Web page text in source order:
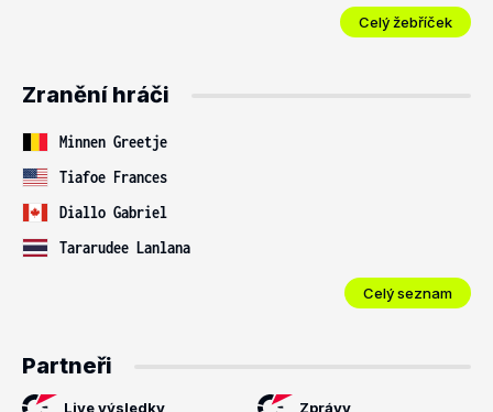
Celý žebříček
Zranění hráči
Minnen Greetje
Tiafoe Frances
Diallo Gabriel
Tararudee Lanlana
Celý seznam
Partneři
Live výsledky Zprávy